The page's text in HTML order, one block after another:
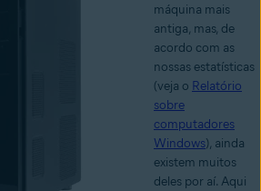
máquina mais
antiga, mas, de
acordo com as
nossas estatísticas
(veja o Relatório
sobre
computadores
Windows), ainda
existem muitos
deles por aí. Aqui